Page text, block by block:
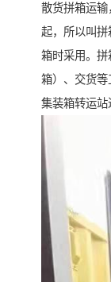
散货拼箱运
起，所以叫
箱时采用。
箱）、交货
集装箱转运站